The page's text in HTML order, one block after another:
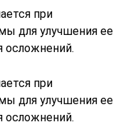
при
для улучшения ее
осложнений.
при
для улучшения ее
осложнений.